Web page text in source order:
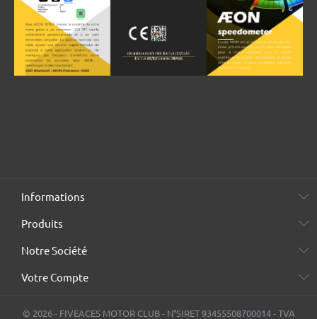
Informations
Produits
Notre Société
Votre Compte
© 2026 - FIVEACES MOTOR CLUB - N°SIRET 93455508700014 - TVA